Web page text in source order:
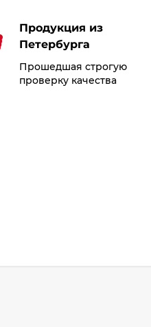
Продукция из
Петербурга
Прошедшая строгую
проверку качества